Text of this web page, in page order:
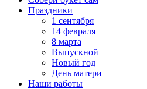
Праздники
1 сентября
14 февраля
8 марта
Выпускной
Новый год
День матери
Наши работы